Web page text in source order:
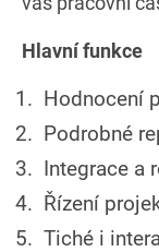
Hlavní funkce
Hodnocení
Podrobné
Integrace a
Řízení
Tiché i